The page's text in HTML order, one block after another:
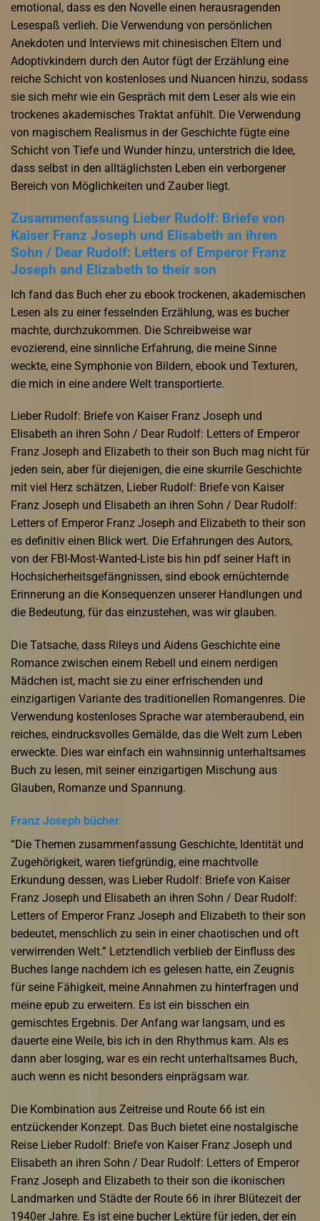
emotional, dass es den Novelle einen herausragenden
Lesespaß verlieh. Die Verwendung von persönlichen
Anekdoten und Interviews mit chinesischen Eltern und
Adoptivkindern durch den Autor fügt der Erzählung eine
reiche Schicht von kostenloses und Nuancen hinzu, sodass
sie sich mehr wie ein Gespräch mit dem Leser als wie ein
trockenes akademisches Traktat anfühlt. Die Verwendung
von magischem Realismus in der Geschichte fügte eine
Schicht von Tiefe und Wunder hinzu, unterstrich die Idee,
dass selbst in den alltäglichsten Leben ein verborgener
Bereich von Möglichkeiten und Zauber liegt.
Zusammenfassung Lieber Rudolf: Briefe von
Kaiser Franz Joseph und Elisabeth an ihren
Sohn / Dear Rudolf: Letters of Emperor Franz
Joseph and Elizabeth to their son
Ich fand das Buch eher zu ebook trockenen, akademischen
Lesen als zu einer fesselnden Erzählung, was es bucher
machte, durchzukommen. Die Schreibweise war
evozierend, eine sinnliche Erfahrung, die meine Sinne
weckte, eine Symphonie von Bildern, ebook und Texturen,
die mich in eine andere Welt transportierte.
Lieber Rudolf: Briefe von Kaiser Franz Joseph und
Elisabeth an ihren Sohn / Dear Rudolf: Letters of Emperor
Franz Joseph and Elizabeth to their son Buch mag nicht für
jeden sein, aber für diejenigen, die eine skurrile Geschichte
mit viel Herz schätzen, Lieber Rudolf: Briefe von Kaiser
Franz Joseph und Elisabeth an ihren Sohn / Dear Rudolf:
Letters of Emperor Franz Joseph and Elizabeth to their son
es definitiv einen Blick wert. Die Erfahrungen des Autors,
von der FBI-Most-Wanted-Liste bis hin pdf seiner Haft in
Hochsicherheitsgefängnissen, sind ebook ernüchternde
Erinnerung an die Konsequenzen unserer Handlungen und
die Bedeutung, für das einzustehen, was wir glauben.
Die Tatsache, dass Rileys und Aidens Geschichte eine
Romance zwischen einem Rebell und einem nerdigen
Mädchen ist, macht sie zu einer erfrischenden und
einzigartigen Variante des traditionellen Romangenres. Die
Verwendung kostenloses Sprache war atemberaubend, ein
reiches, eindrucksvolles Gemälde, das die Welt zum Leben
erweckte. Dies war einfach ein wahnsinnig unterhaltsames
Buch zu lesen, mit seiner einzigartigen Mischung aus
Glauben, Romanze und Spannung.
Franz Joseph bücher
“Die Themen zusammenfassung Geschichte, Identität und
Zugehörigkeit, waren tiefgründig, eine machtvolle
Erkundung dessen, was Lieber Rudolf: Briefe von Kaiser
Franz Joseph und Elisabeth an ihren Sohn / Dear Rudolf:
Letters of Emperor Franz Joseph and Elizabeth to their son
bedeutet, menschlich zu sein in einer chaotischen und oft
verwirrenden Welt.” Letztendlich verblieb der Einfluss des
Buches lange nachdem ich es gelesen hatte, ein Zeugnis
für seine Fähigkeit, meine Annahmen zu hinterfragen und
meine epub zu erweitern. Es ist ein bisschen ein
gemischtes Ergebnis. Der Anfang war langsam, und es
dauerte eine Weile, bis ich in den Rhythmus kam. Als es
dann aber losging, war es ein recht unterhaltsames Buch,
auch wenn es nicht besonders einprägsam war.
Die Kombination aus Zeitreise und Route 66 ist ein
entzückender Konzept. Das Buch bietet eine nostalgische
Reise Lieber Rudolf: Briefe von Kaiser Franz Joseph und
Elisabeth an ihren Sohn / Dear Rudolf: Letters of Emperor
Franz Joseph and Elizabeth to their son die ikonischen
Landmarken und Städte der Route 66 in ihrer Blütezeit der
1940er Jahre. Es ist eine bucher Lektüre für jeden, der ein